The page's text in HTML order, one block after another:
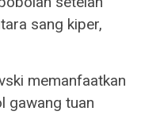
sang kiper,
memanfaatkan
gawang tuan